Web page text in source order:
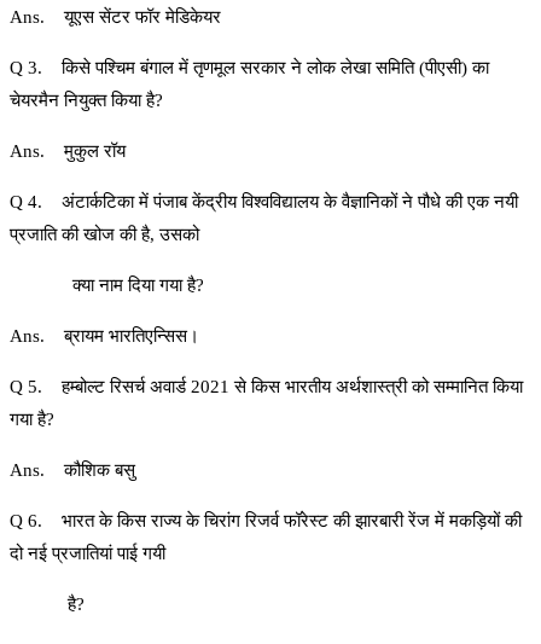
Ans. यूएस सेंटर फॉर मेडिकेयर
Q 3. किसे पश्चिम बंगाल में तृणमूल सरकार ने लोक लेखा समिति (पीएसी) का
चेयरमैन नियुक्त किया है?
Ans. मुकुल रॉय
Q 4. अंटार्कटिका में पंजाब केंद्रीय विश्वविद्यालय के वैज्ञानिकों ने पौधे की एक नयी
प्रजाति की खोज की है, उसको
क्या नाम दिया गया है?
Ans. ब्रायम भारतिएन्सिस।
Q 5. हम्बोल्ट रिसर्च अवार्ड 2021 से किस भारतीय अर्थशास्त्री को सम्मानित किया
गया है?
Ans. कौशिक बसु
Q 6. भारत के किस राज्य के चिरांग रिजर्व फॉरेस्ट की झारबारी रेंज में मकड़ियों की
दो नई प्रजातियां पाई गयी
है?